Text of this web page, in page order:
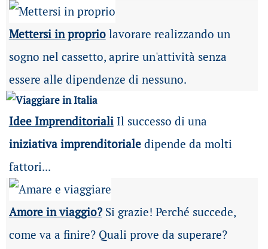
Mettersi in propriolavorare realizzando un
sogno nel cassetto, aprire un'attività senza
essere alle dipendenze di nessuno.
Idee ImprenditorialiIl successo di una
iniziativa imprenditorialedipende da molti
fattori...
Amore in viaggio?Si grazie! Perché succede,
come va a finire? Quali prove da superare?